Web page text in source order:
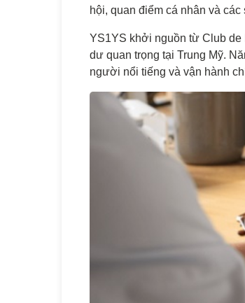
hội, quan điểm cá nhân và
YS1YS khởi nguồn từ Club de
dư quan trọng tại Trung Mỹ.
người nổi tiếng và vận hành